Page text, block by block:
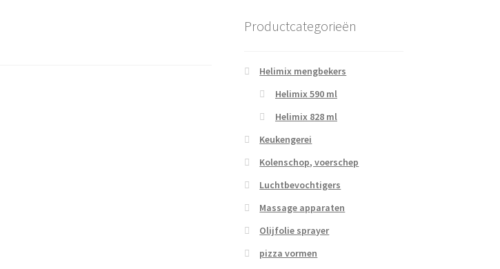
Productcategorieën
Helimix mengbekers
Helimix 590 ml
Helimix 828 ml
Keukengerei
Kolenschop, voerschep
Luchtbevochtigers
Massage apparaten
Olijfolie sprayer
pizza vormen